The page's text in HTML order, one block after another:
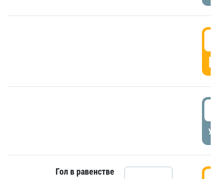
Гол в равенстве